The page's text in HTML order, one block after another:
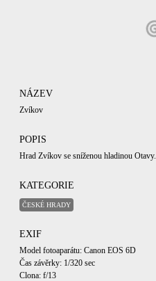
NÁZEV
Zvíkov
POPIS
Hrad Zvíkov se sníženou hladinou Otavy.
KATEGORIE
ČESKÉ HRADY
EXIF
Model fotoaparátu: Canon EOS 6D
Čas závěrky: 1/320 sec
Clona: f/13